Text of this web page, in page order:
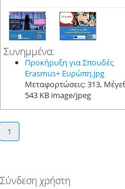
Συνημμένα:
Προκήρυξη για Σπουδές
Erasmus+ Ευρώπη.jpg
Μεταφορτώσεις: 313, Μέγεθος:
543 KB image/jpeg
1
Σύνδεση χρήστη